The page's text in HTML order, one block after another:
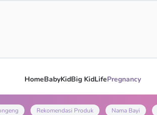
HomeBabyKidBig KidLifePregnancy
Rekomendasi Produk Nama Bayi